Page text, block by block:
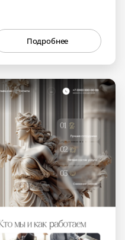
Подробнее